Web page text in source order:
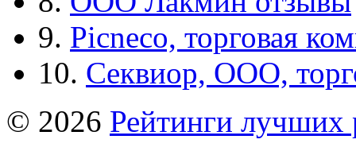
9. Picneco, торговая
10. Секвиор, ООО,
© 2026 Рейтинги лучших